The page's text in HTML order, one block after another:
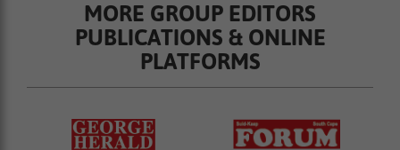
MORE GROUP EDITORS
PUBLICATIONS & ONLINE
PLATFORMS